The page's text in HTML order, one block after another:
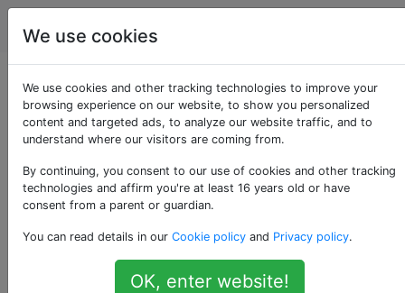
biciclette
Il tappo di plastica su
una valvola Presta ha
qualche scopo una
volta montato su un
cerchio?
We use cookies
We use cookies and other tracking technologies to improve your
browsing experience on our website, to show you personalized
content and targeted ads, to analyze our website traffic, and to
understand where our visitors are coming from.
By continuing, you consent to our use of cookies and other tracking
technologies and affirm you're at least 16 years old or have
consent from a parent or guardian.
You can read details in our Cookie policy and Privacy policy.
OK, enter website!